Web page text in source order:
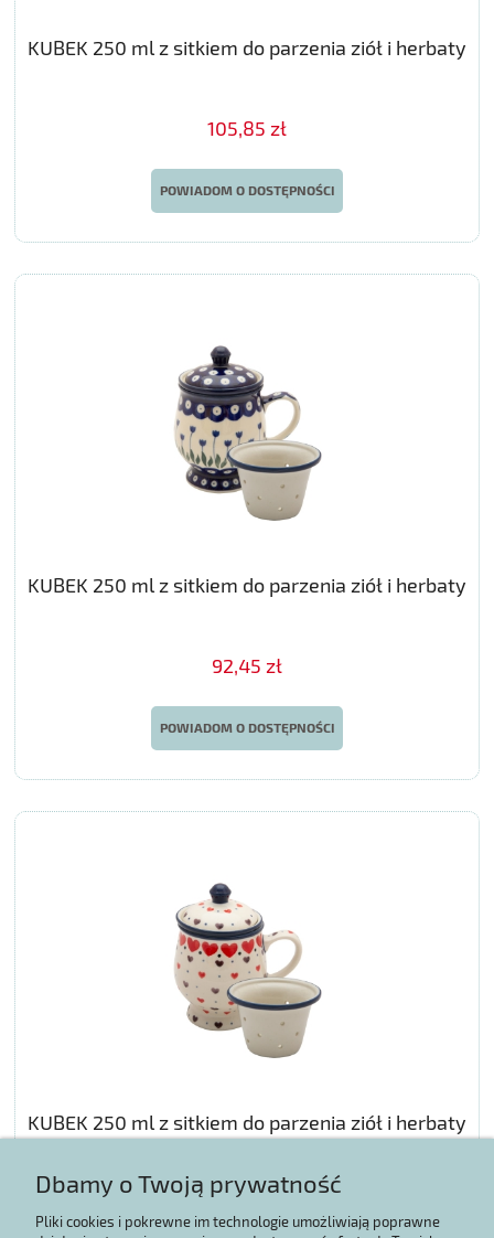
KUBEK 250 ml z sitkiem do parzenia ziół i herbaty
105,85 zł
POWIADOM O DOSTĘPNOŚCI
KUBEK 250 ml z sitkiem do parzenia ziół i herbaty
92,45 zł
POWIADOM O DOSTĘPNOŚCI
KUBEK 250 ml z sitkiem do parzenia ziół i herbaty
84,05 zł
Dbamy o Twoją prywatność
Pliki cookies i pokrewne im technologie umożliwiają poprawne